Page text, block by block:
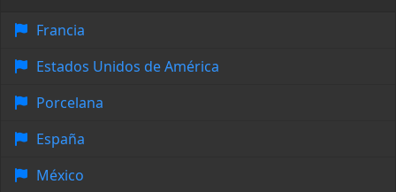
Francia
Estados Unidos de América
Porcelana
España
México